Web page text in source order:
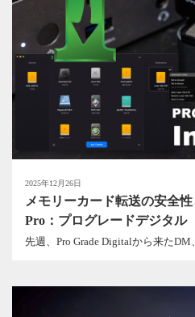
2025年12月26日
メモリーカード転送の安全
Pro：プログレードデジタル
先週、Pro Grade Digitalから来たDM